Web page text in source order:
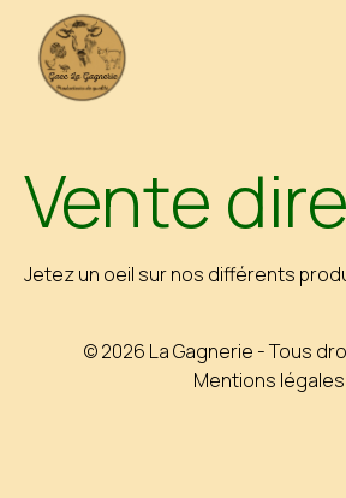
Vente
Jetez un oeil sur nos différents
© 2026 La Gagnerie - Tous
Mentions légales